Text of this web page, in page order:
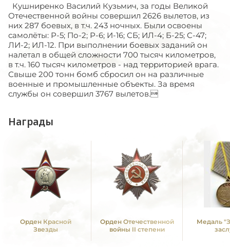
Кушниренко Василий Кузьмич, за годы Великой
Отечественной войны совершил 2626 вылетов, из
них 287 боевых, в т.ч. 243 ночных. Были освоены
самолёты: Р-5; По-2; Р-6; И-16; СБ; ИЛ-4; Б-25; С-47;
ЛИ-2; ИЛ-12. При выполнении боевых заданий он
налетал в общей сложности 700 тысяч километров,
в т.ч. 160 тысяч километров - над территорией врага.
Свыше 200 тонн бомб сбросил он на различные
военные и промышленные объекты. За время
службы он совершил 3767 вылетов.
Награды
Орден Красной
Звезды
Орден Отечественной
войны II степени
Медаль